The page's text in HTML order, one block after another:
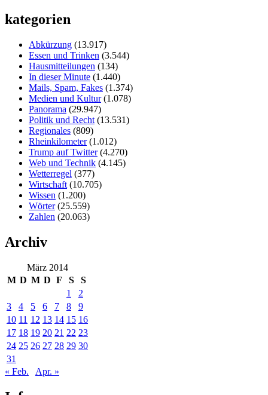
kategorien
Abkürzung (13.917)
Essen und Trinken (3.544)
Hausmitteilungen (134)
In dieser Minute (1.440)
Mails, Spam, Fakes (1.374)
Medien und Kultur(1.078)
Panorama (29.947)
Politik und Recht (13.531)
Regionales (809)
Rheinkilometer(1.012)
Trump auf Twitter(4.270)
Web und Technik (4.145)
Wetterregel (377)
Wirtschaft (10.705)
Wissen (1.200)
Wörter(25.559)
Zahlen (20.063)
Archiv
März 2014
M D M D F S
S
1
2
3
4 5 6 7 8
9
10 11 12 13 14 15 16
17 18 19 20 21 22 23
24 25 26 27 28 29 30
31
« Feb.
Apr. »